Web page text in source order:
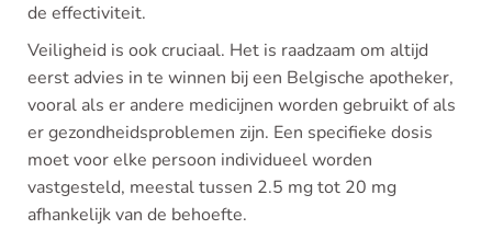
de effectiviteit.
Veiligheid is ook cruciaal. Het is raadzaam om altijd
eerst advies in te winnen bij een Belgische apotheker,
vooral als er andere medicijnen worden gebruikt of als
er gezondheidsproblemen zijn. Een specifieke dosis
moet voor elke persoon individueel worden
vastgesteld, meestal tussen 2.5 mg tot 20 mg
afhankelijk van de behoefte.